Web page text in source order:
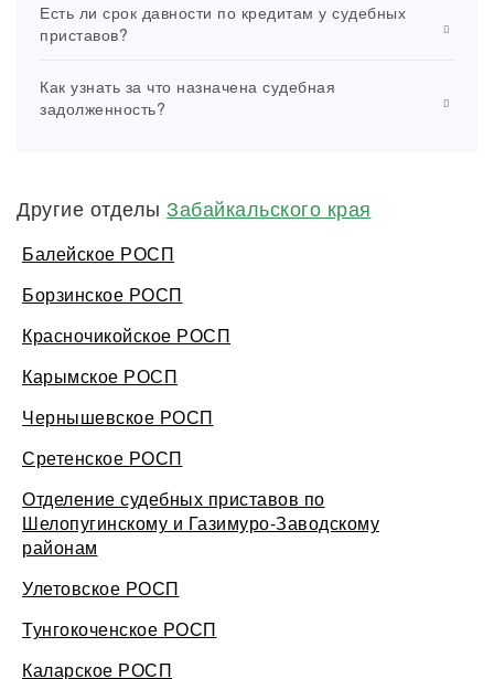
Есть ли срок давности по кредитам у судебных
приставов?
Как узнать за что назначена судебная
задолженность?
Другие отделы Забайкальского края
Балейское РОСП
Борзинское РОСП
Красночикойское РОСП
Карымское РОСП
Чернышевское РОСП
Сретенское РОСП
Отделение судебных приставов по
Шелопугинскому и Газимуро-Заводскому
районам
Улетовское РОСП
Тунгокоченское РОСП
Каларское РОСП